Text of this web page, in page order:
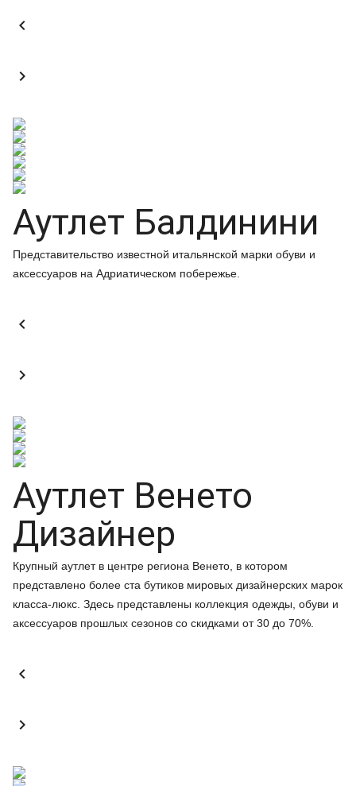


Аутлет Балдинини
Представительство известной итальянской марки обуви и
аксессуаров на Адриатическом побережье.


Аутлет Венето
Дизайнер
Крупный аутлет в центре региона Венето, в котором
представлено более ста бутиков мировых дизайнерских марок
класса-люкс. Здесь представлены коллекция одежды, обуви и
аксессуаров прошлых сезонов со скидками от 30 до 70%.

